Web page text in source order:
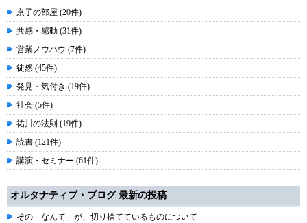
京子の部屋 (20件)
共感・感動 (31件)
営業ノウハウ (7件)
徒然 (45件)
発見・気付き (19件)
社会 (5件)
祐川の法則 (19件)
読書 (121件)
講演・セミナー (61件)
オルタナティブ・ブログ 最新の投稿
その「なんて」が、切り捨てているものについて